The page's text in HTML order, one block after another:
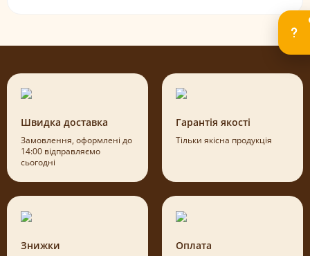
Швидка доставка
Замовлення, оформлені до
14:00 відправляємо
сьогодні
Гарантія якості
Тільки якісна продукція
Знижки Оплата